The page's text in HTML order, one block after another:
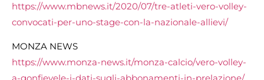
https://www.mbnews.it/2020/07/tre-atleti-vero-volley-
convocati-per-uno-stage-con-la-nazionale-allievi/
MONZA NEWS
https://www.monza-news.it/monza-calcio/vero-volley-